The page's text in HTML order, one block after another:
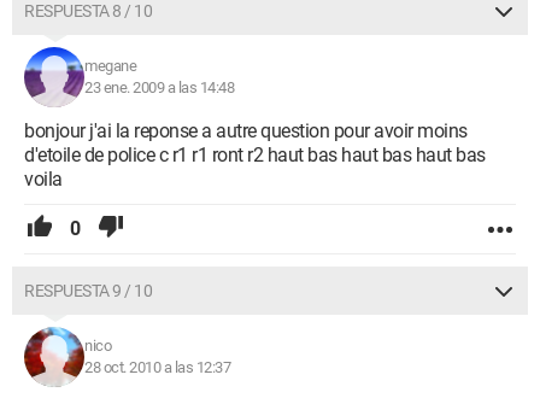
RESPUESTA 8 / 10
megane
23 ene. 2009 a las 14:48
bonjour j'ai la reponse a autre question pour avoir moins
d'etoile de police c r1 r1 ront r2 haut bas haut bas haut bas
voila
0
RESPUESTA 9 / 10
nico
28 oct. 2010 a las 12:37